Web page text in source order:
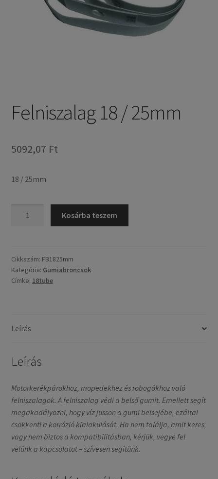
Felniszalag 18 / 25mm
5092,07 Ft
18 / 25mm
mennyiség
Kosárba teszem
Cikkszám: FB1825mm
Kategória: Gumiabroncsok
Címke: 18tube
Leírás
Leírás
Motorkerékpárokhoz, mopedekhez és robogókhoz való
felniszalagok. A felniszalag védi a belső gumit. Emellett segít
megakadályozni, hogy víz jusson a gumi belsejébe, ezáltal
csökkenti a korrózió kialakulását. Ha nem találja, amit keres,
vagy nem biztos a kompatibilitásban, kérjük, vegye fel
velünk a kapcsolatot – szívesen segítünk.